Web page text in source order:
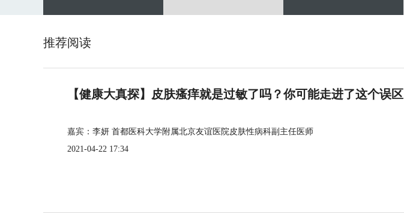
推荐阅读
【健康大真探】皮肤瘙痒就是过敏了吗？你可能走进了这个误区
嘉宾：李妍 首都医科大学附属北京友谊医院皮肤性病科副主任医师
2021-04-22 17:34